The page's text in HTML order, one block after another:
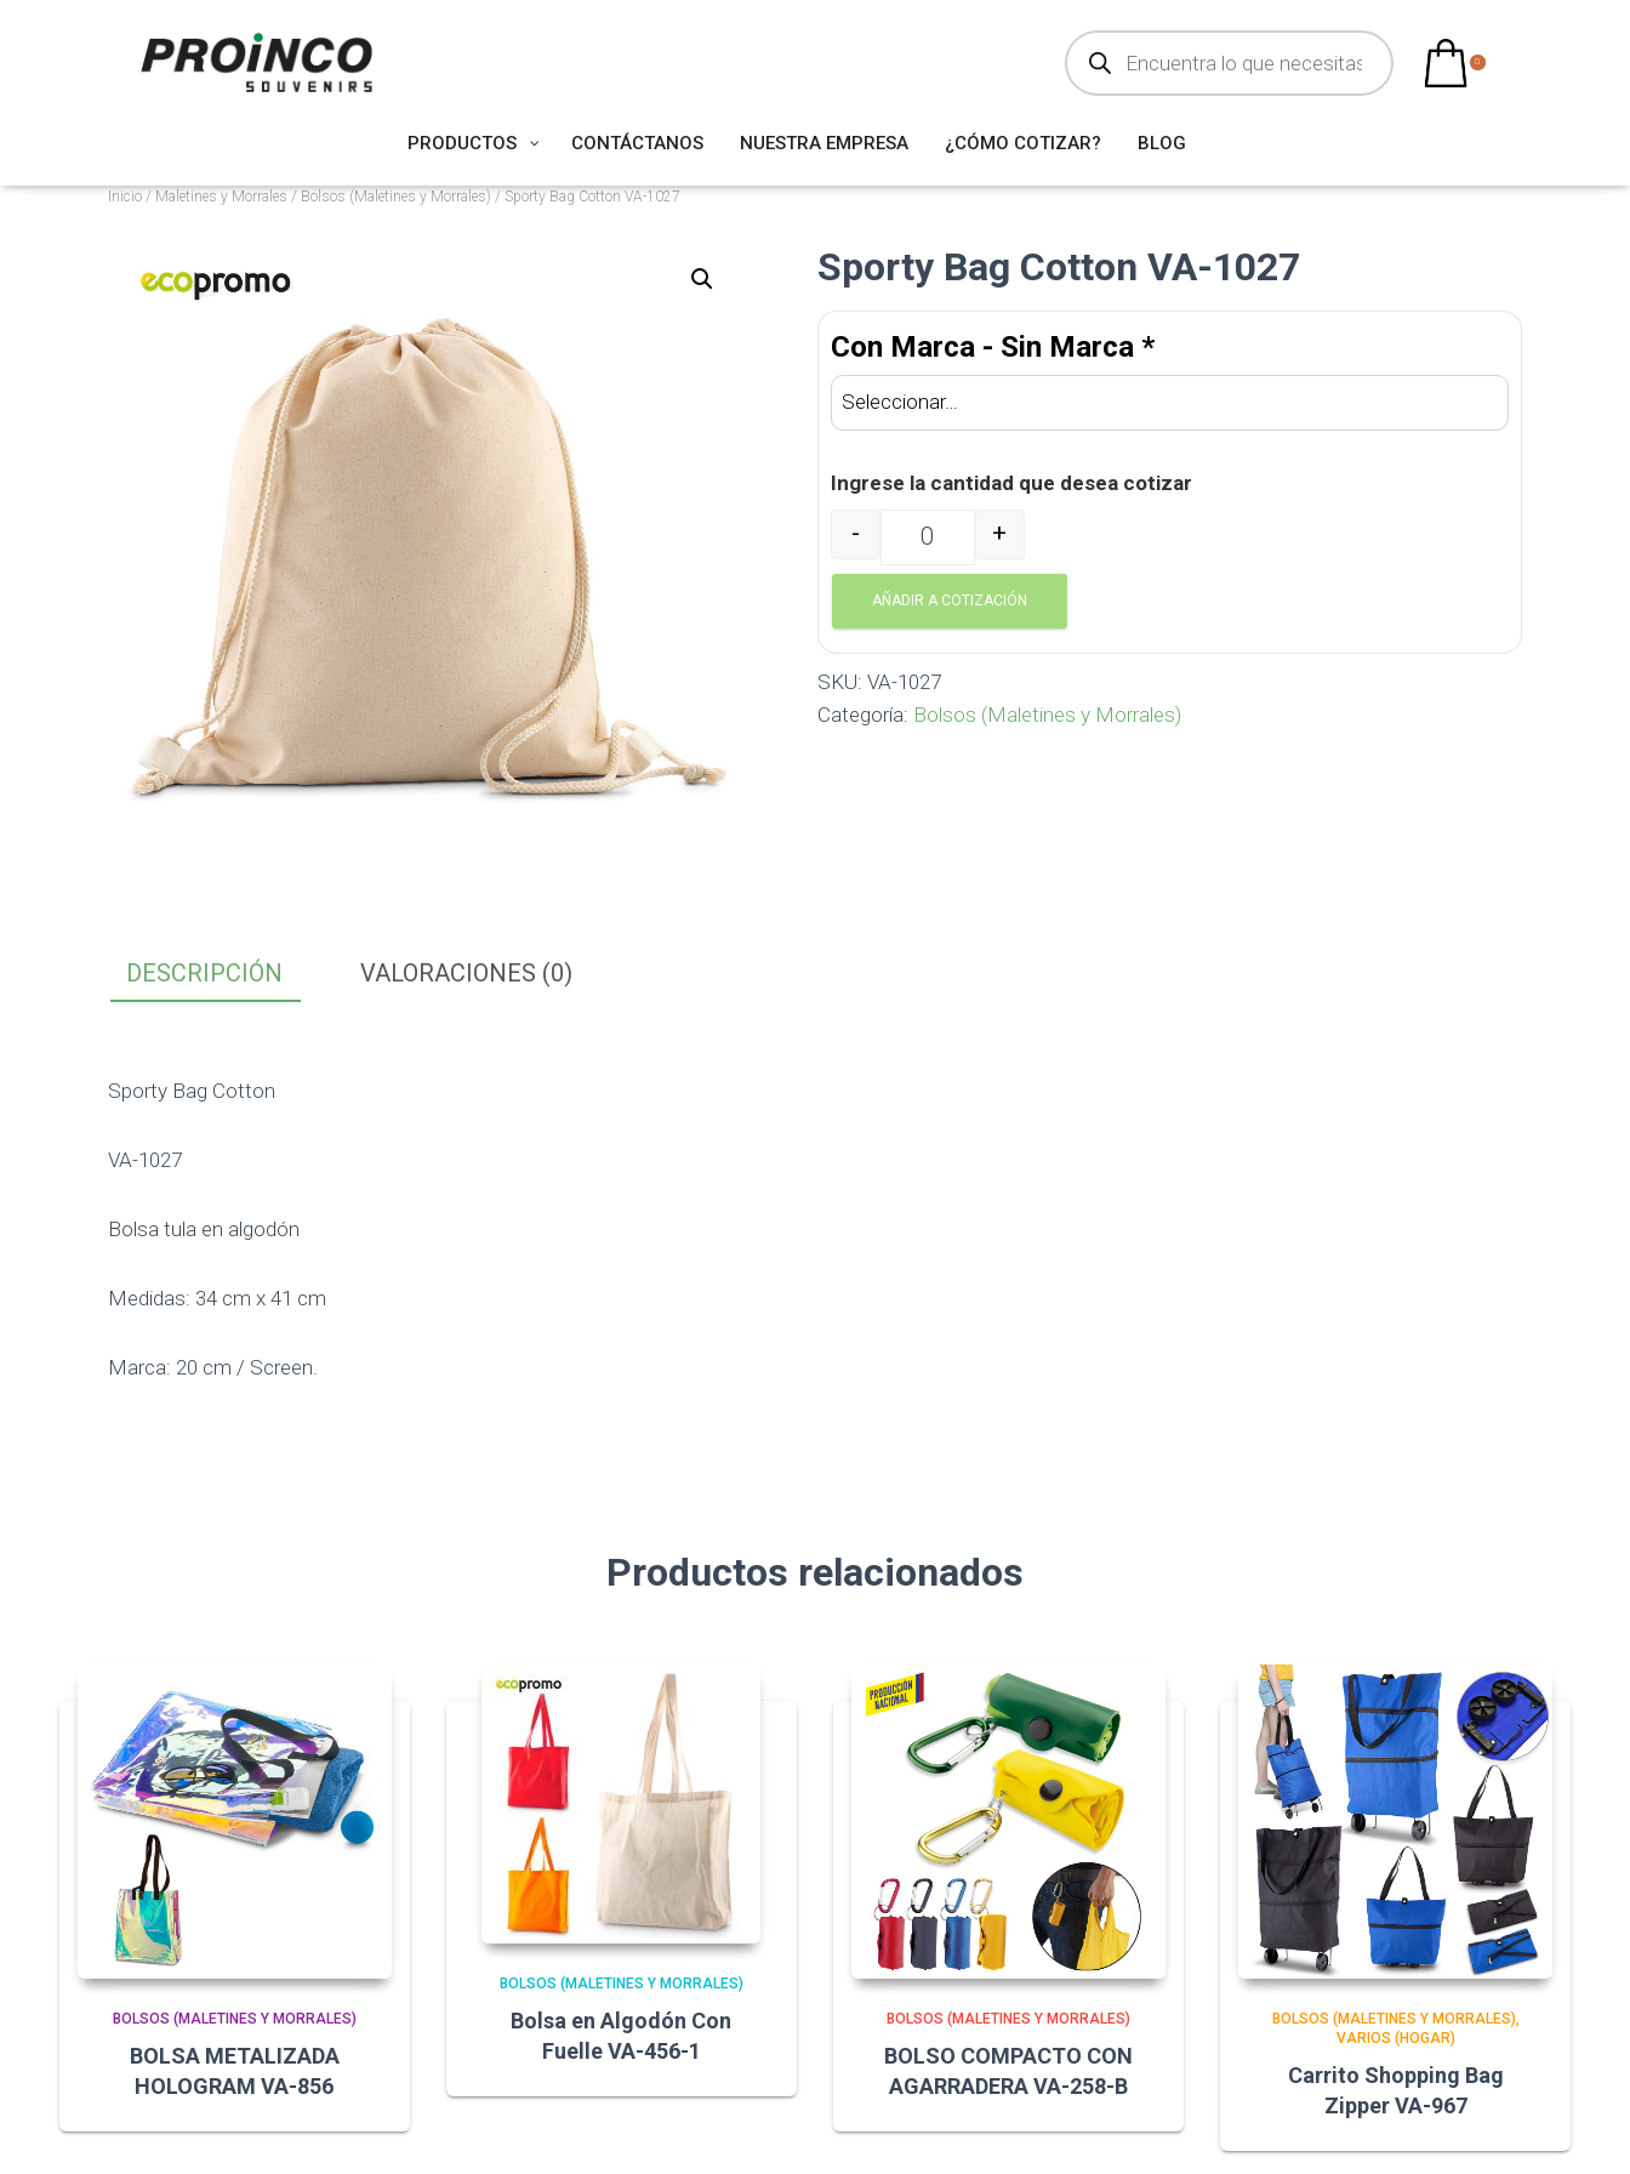
ú
q
a
d
c
t
o
0
PRODUCTOS CONTÁCTANOS NUESTRA EMPRESA ¿CÓMO COTIZAR? BLOG
Inicio/ Maletines y Morrales / Bolsos (Maletines y Morrales) / Sporty Bag Cotton VA-1027
Sporty Bag Cotton VA-1027
Con Marca - Sin Marca *
Ingrese la cantidad que desea cotizar
Sporty Bag Cotton VA-1027 cantidad
- +
AÑADIR A COTIZACIÓN
SKU: VA-1027
Categoría: Bolsos (Maletines y Morrales)
DESCRIPCIÓN VALORACIONES (0)
Sporty Bag Cotton
VA-1027
Bolsa tula en algodón
Medidas: 34 cm x 41 cm
Marca: 20 cm / Screen.
Productos relacionados
BOLSOS (MALETINES Y MORRALES)
BOLSA METALIZADA
HOLOGRAM VA-856
BOLSOS (MALETINES Y MORRALES)
Bolsa en Algodón Con
Fuelle VA-456-1
BOLSOS (MALETINES Y MORRALES)
BOLSO COMPACTO CON
AGARRADERA VA-258-B
BOLSOS (MALETINES Y MORRALES)
VARIOS (HOGAR)
Carrito Shopping Bag
Zipper VA-967